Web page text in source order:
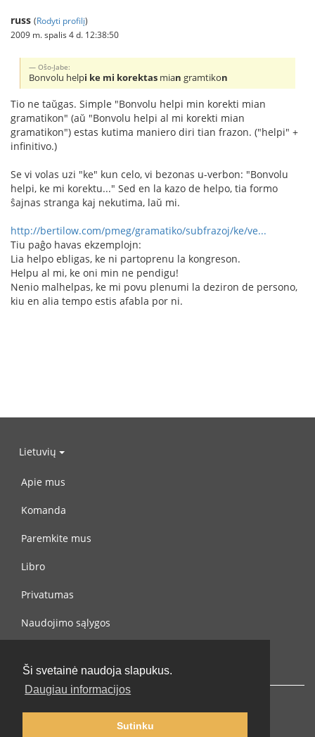
Ši svetainė naudoja slapukus.
Daugiau informacijos
Sutinku
russ (Rodyti profilį)
2009 m. spalis 4 d. 12:38:50
Oŝo-Jabe:
Bonvolu helpi ke mi korektas mian gramtikon
Tio ne taŭgas. Simple "Bonvolu helpi min korekti mian
gramatikon" (aŭ "Bonvolu helpi al mi korekti mian
gramatikon") estas kutima maniero diri tian frazon. ("helpi" +
infinitivo.)
Se vi volas uzi "ke" kun celo, vi bezonas u-verbon: "Bonvolu
helpi, ke mi korektu..." Sed en la kazo de helpo, tia formo
ŝajnas stranga kaj nekutima, laŭ mi.
http://bertilow.com/pmeg/gramatiko/subfrazoj/ke/ve...
Tiu paĝo havas ekzemplojn:
Lia helpo ebligas, ke ni partoprenu la kongreson.
Helpu al mi, ke oni min ne pendigu!
Nenio malhelpas, ke mi povu plenumi la deziron de persono,
kiu en alia tempo estis afabla por ni.
Lietuvių
Apie mus
Komanda
Paremkite mus
Libro
Privatumas
Naudojimo sąlygos